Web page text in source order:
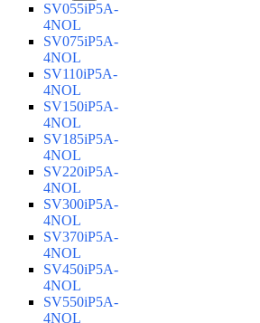
SV055iP5A-
4NOL
SV075iP5A-
4NOL
SV110iP5A-
4NOL
SV150iP5A-
4NOL
SV185iP5A-
4NOL
SV220iP5A-
4NOL
SV300iP5A-
4NOL
SV370iP5A-
4NOL
SV450iP5A-
4NOL
SV550iP5A-
4NOL